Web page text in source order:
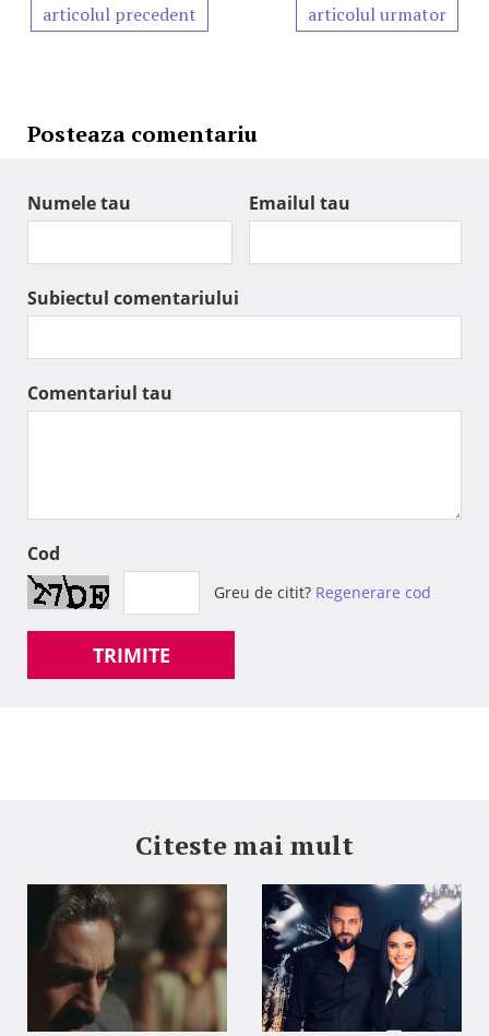
articolul precedent articolul urmator
Posteaza comentariu
Numele tau Emailul tau
Subiectul comentariului
Comentariul tau
Cod
Greu de citit? Regenerare cod
TRIMITE
Citeste mai mult